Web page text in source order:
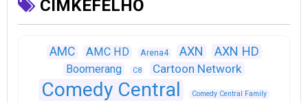
CÍMKEFELHŐ
AMC AMC HD Arena4 AXN AXN HD
Boomerang C8 Cartoon Network
Comedy Central Comedy Central Family